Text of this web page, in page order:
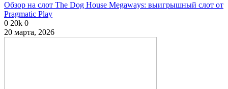
Обзор на слот The Dog House Megaways: выигрышный слот от
Pragmatic Play
0 20k 0
20 марта, 2026